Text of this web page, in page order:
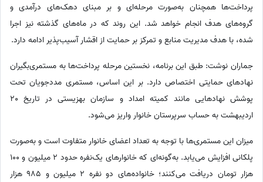
پرداخت‌ها همچنان به‌صورت مرحله‌ای و بر مبنای دهک‌های درآمدی و
گروه‌های هدف انجام خواهد شد. این روند که در ماه‌های گذشته نیز اجرا
شده، با هدف مدیریت منابع و تمرکز بر حمایت از اقشار آسیب‌پذیر ادامه دارد.
جماران نوشت: طبق این برنامه، نخستین مرحله پرداخت‌ها به مستمری‌بگیران
نهادهای حمایتی اختصاص دارد. بر این اساس، مستمری مددجویان تحت
پوشش نهادهایی مانند کمیته امداد و سازمان بهزیستی در تاریخ 20
اردیبهشت به حساب سرپرستان خانوار واریز می‌شود.
میزان این مستمری‌ها با توجه به تعداد اعضای خانوار متفاوت است و به‌صورت
پلکانی افزایش می‌یابد. به‌گونه‌ای که خانوارهای یک‌نفره حدود 2 میلیون و 100
هزار تومان دریافت می‌کنند؛ خانواده‌های دو نفره 2 میلیون و 985 هزار